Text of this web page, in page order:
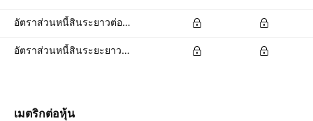
อัตราส่วนหนี้สินระยาวต่อสินทรัพย์รวม
อัตราส่วนหนี้สินระยะยาวต่อส่วนของผู้ถือหุ้นทั้งหมด
เมตริกต่อหุ้น